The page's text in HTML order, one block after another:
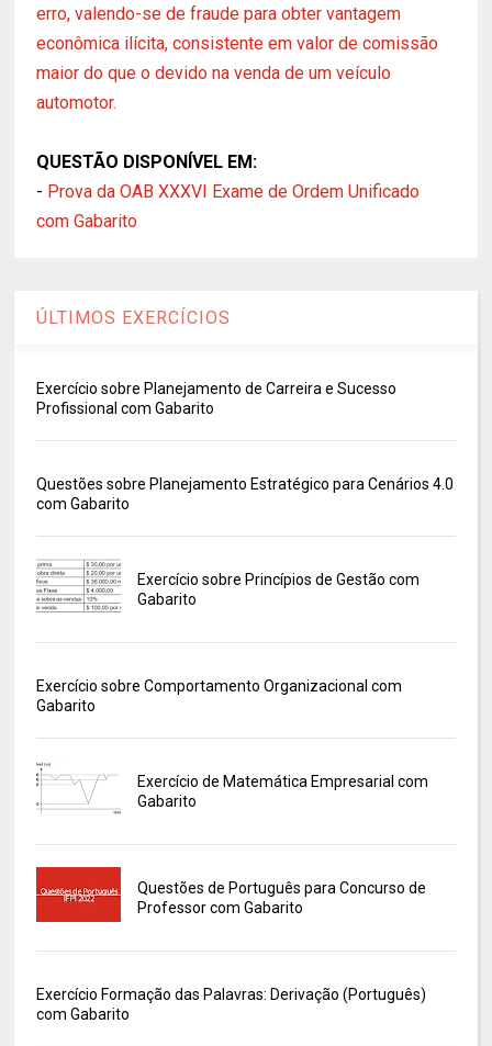
erro, valendo-se de fraude para obter vantagem
econômica ilícita, consistente em valor de comissão
maior do que o devido na venda de um veículo
automotor.
QUESTÃO DISPONÍVEL EM:
- Prova da OAB XXXVI Exame de Ordem Unificado
com Gabarito
ÚLTIMOS EXERCÍCIOS
Exercício sobre Planejamento de Carreira e Sucesso
Profissional com Gabarito
Questões sobre Planejamento Estratégico para Cenários 4.0
com Gabarito
Exercício sobre Princípios de Gestão com
Gabarito
Exercício sobre Comportamento Organizacional com
Gabarito
Exercício de Matemática Empresarial com
Gabarito
Questões de Português para Concurso de
Professor com Gabarito
Exercício Formação das Palavras: Derivação (Português)
com Gabarito